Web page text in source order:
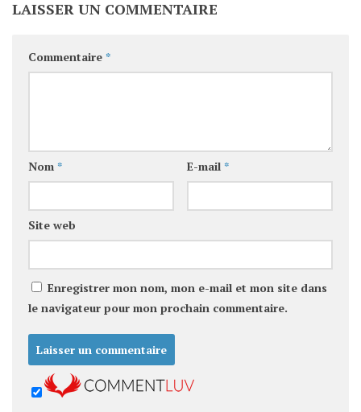
LAISSER UN COMMENTAIRE
Commentaire *
Nom * E-mail *
Site web
Enregistrer mon nom, mon e-mail et mon site dans
le navigateur pour mon prochain commentaire.